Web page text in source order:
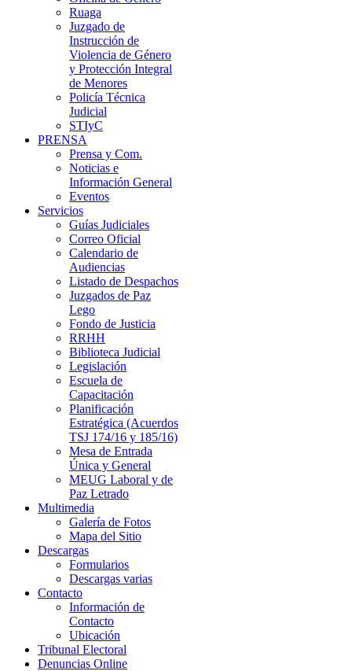
Ruaga
Juzgado de
Instrucción de
Violencia de Género
y Protección Integral
de Menores
Policía Técnica
Judicial
STIyC
PRENSA
Prensa y Com.
Noticias e
Información General
Eventos
Servicios
Guías Judiciales
Correo Oficial
Calendario de
Audiencias
Listado de Despachos
Juzgados de Paz
Lego
Fondo de Justicia
RRHH
Biblioteca Judicial
Legislación
Escuela de
Capacitación
Planificación
Estratégica (Acuerdos
TSJ 174/16 y 185/16)
Mesa de Entrada
Única y General
MEUG Laboral y de
Paz Letrado
Multimedia
Galería de Fotos
Mapa del Sitio
Descargas
Formularios
Descargas varias
Contacto
Información de
Contacto
Ubicación
Tribunal Electoral
Denuncias Online